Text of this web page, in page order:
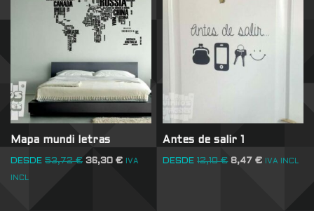
Mapa mundi letras
DESDE 53,72€ 36,30 € IVA
INCL
Antes de salir 1
DESDE 12,10€ 8,47€ IVA INCL